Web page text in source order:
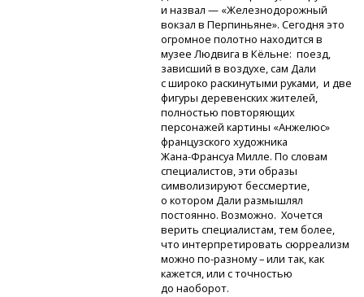
и назвал — «Железнодорожный
вокзал в Перпиньяне». Сегодня это
огромное полотно находится в
музее Людвига в Кёльне: поезд,
зависший в воздухе, сам Дали
с широко раскинутыми руками, и две
фигуры деревенских жителей,
полностью повторяющих
персонажей картины «Анжелюс»
французского художника
Жана-Франсуа Милле. По словам
специалистов, эти образы
символизируют бессмертие,
о котором Дали размышлял
постоянно. Возможно. Хочется
верить специалистам, тем более,
что интерпретировать сюрреализм
можнопо-разному– или так, как
кажется, или с точностью
до наоборот.